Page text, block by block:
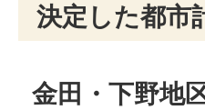
決定した都市
金田・下野地